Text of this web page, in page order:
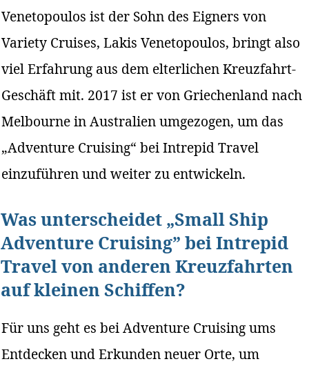
Venetopoulos ist der Sohn des Eigners von
Variety Cruises, Lakis Venetopoulos, bringt also
viel Erfahrung aus dem elterlichen Kreuzfahrt-
Geschäft mit. 2017 ist er von Griechenland nach
Melbourne in Australien umgezogen, um das
„Adventure Cruising“ bei Intrepid Travel
einzuführen und weiter zu entwickeln.
Was unterscheidet „Small Ship
Adventure Cruising” bei Intrepid
Travel von anderen Kreuzfahrten
auf kleinen Schiffen?
Für uns geht es bei Adventure Cruising ums
Entdecken und Erkunden neuer Orte, um